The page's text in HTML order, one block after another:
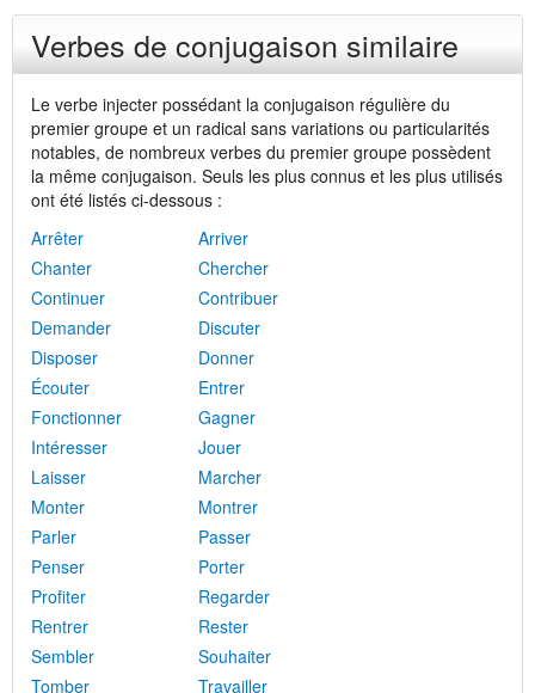
Verbes de conjugaison similaire
Le verbe injecter possédant la conjugaison régulière du
premier groupe et un radical sans variations ou particularités
notables, de nombreux verbes du premier groupe possèdent
la même conjugaison. Seuls les plus connus et les plus utilisés
ont été listés ci-dessous :
Arrêter
Arriver
Chanter
Chercher
Continuer
Contribuer
Demander
Discuter
Disposer
Donner
Écouter
Entrer
Fonctionner
Gagner
Intéresser
Jouer
Laisser
Marcher
Monter
Montrer
Parler
Passer
Penser
Porter
Profiter
Regarder
Rentrer
Rester
Sembler
Souhaiter
Tomber
Travailler